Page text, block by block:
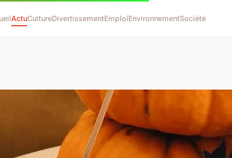
ActuCultureDivertissementEmploiEnvironnementSociété